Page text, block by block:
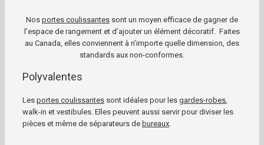
Nos portes coulissantes sont un moyen efficace de gagner de
l’espace de rangement et d’ajouter un élément décoratif. Faites
au Canada, elles conviennent à n’importe quelle dimension, des
standards aux non-conformes.
Polyvalentes
Les portes coulissantes sont idéales pour les gardes-robes
walk-in et vestibules. Elles peuvent aussi servir pour diviser les
pièces et même de séparateurs de bureaux